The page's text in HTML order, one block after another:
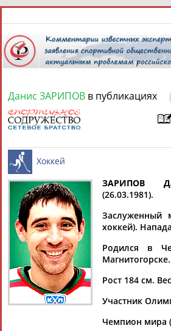
7 августа
СПОРТСМЕНЫ, ТРЕНЕРЫ И
Найдено: 1персона
Данис
ЗАРИПОВ
Ваш запрос: "Данис Зарипов"
Данис ЗАРИПОВ в публикациях
Хоккей
ЗАРИПОВ
(26.03.1981).
Заслуженный
хоккей).
Родился в
Магнитогорске.
Рост 184 см.
Участник
Чемпион мира